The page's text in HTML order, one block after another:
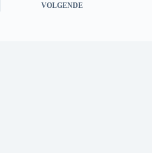
VOLGENDE